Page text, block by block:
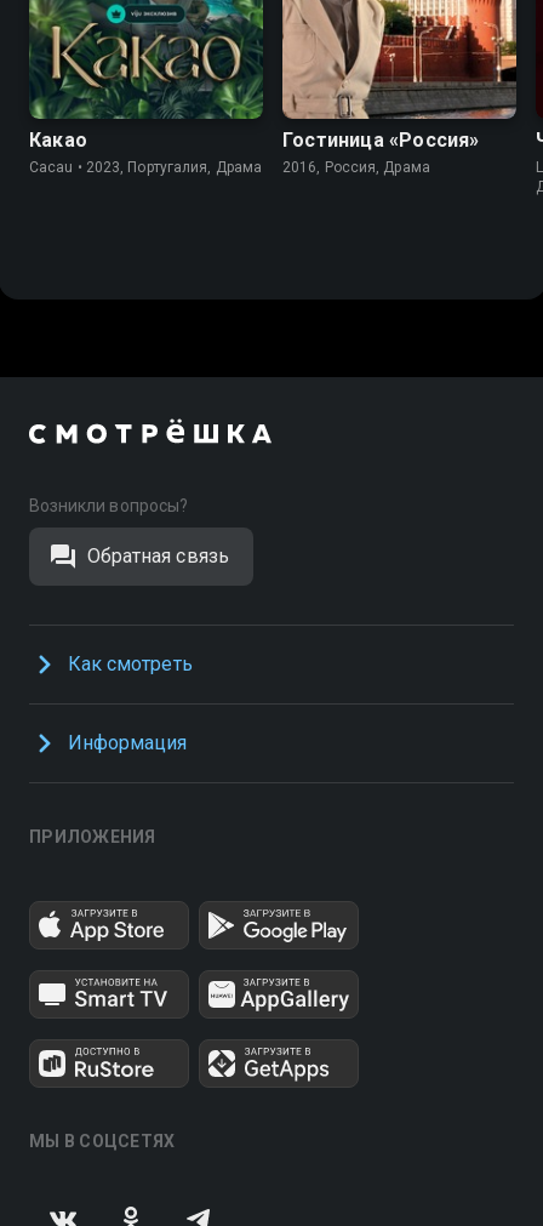
Какао
Cacau • 2023, Португалия, Драма
Гостиница «Россия»
2016, Россия, Драма
Возникли вопросы?
Обратная связь
Как смотреть
Информация
ПРИЛОЖЕНИЯ
МЫ В СОЦСЕТЯХ